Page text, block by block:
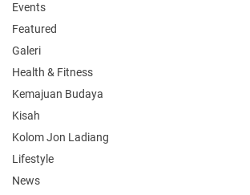
Events
Featured
Galeri
Health & Fitness
Kemajuan Budaya
Kisah
Kolom Jon Ladiang
Lifestyle
News